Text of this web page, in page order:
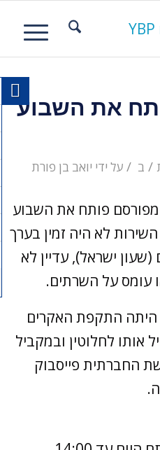
את השבוע
/ ב / על ידי יואב בן פורת
פותח את השבוע
לא היה זמין בערך
בצהריים (שעון ישראל), עדיין לא
עומס על השרתים.
היתה התקפת האקרים
אותו לחלוטין ובמקביל
החברתית פייסבוק